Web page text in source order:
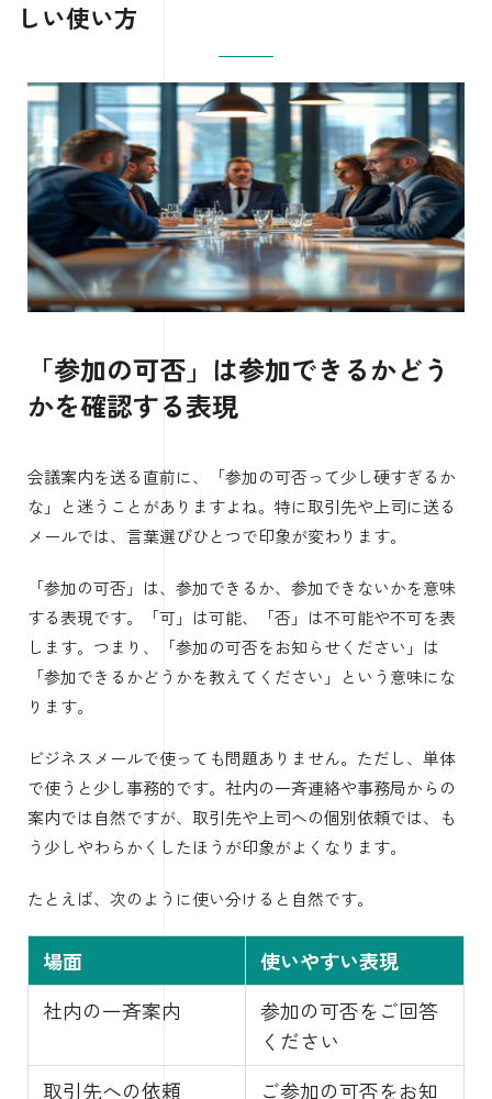
しい使い方
「参加の可否」は参加できるかどう
かを確認する表現
会議案内を送る直前に、「参加の可否って少し硬すぎるか
な」と迷うことがありますよね。特に取引先や上司に送る
メールでは、言葉選びひとつで印象が変わります。
「参加の可否」は、参加できるか、参加できないかを意味
する表現です。「可」は可能、「否」は不可能や不可を表
します。つまり、「参加の可否をお知らせください」は
「参加できるかどうかを教えてください」という意味にな
ります。
ビジネスメールで使っても問題ありません。ただし、単体
で使うと少し事務的です。社内の一斉連絡や事務局からの
案内では自然ですが、取引先や上司への個別依頼では、も
う少しやわらかくしたほうが印象がよくなります。
たとえば、次のように使い分けると自然です。
場面
使いやすい表現
社内の一斉案内
参加の可否をご回答
ください
取引先への依頼
ご参加の可否をお知